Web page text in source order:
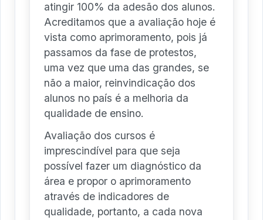
atingir 100% da adesão dos alunos.
Acreditamos que a avaliação hoje é
vista como aprimoramento, pois já
passamos da fase de protestos,
uma vez que uma das grandes, se
não a maior, reinvindicação dos
alunos no país é a melhoria da
qualidade de ensino.
Avaliação dos cursos é
imprescindível para que seja
possível fazer um diagnóstico da
área e propor o aprimoramento
através de indicadores de
qualidade, portanto, a cada nova